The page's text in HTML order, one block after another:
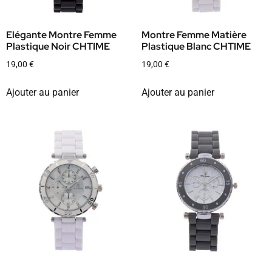
Elégante Montre Femme
Plastique Noir CHTIME
19,00 €
Ajouter au panier
Montre Femme Matière
Plastique Blanc CHTIME
19,00 €
Ajouter au panier